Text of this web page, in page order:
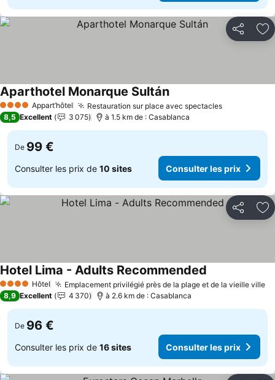
Partager
4 Étoiles Appart’hôtel Restauration sur place avec spectacles
Aparthotel Monarque Sultán
8,5 Excellent 3 075 à 1.5 km de : Casablanca
De 99 €
Consulter les prix de 10 sites Consulter les prix
Partager
4 Étoiles Hôtel Emplacement privilégié près de la plage et de la vieille ville
Hotel Lima - Adults Recommended
8,9 Excellent 4 370 à 2.6 km de : Casablanca
De 96 €
Consulter les prix de 16 sites Consulter les prix